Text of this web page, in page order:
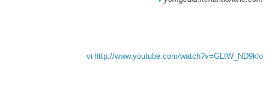
vi http://www.youtube.com/watch?v=GLtW_ND9klo